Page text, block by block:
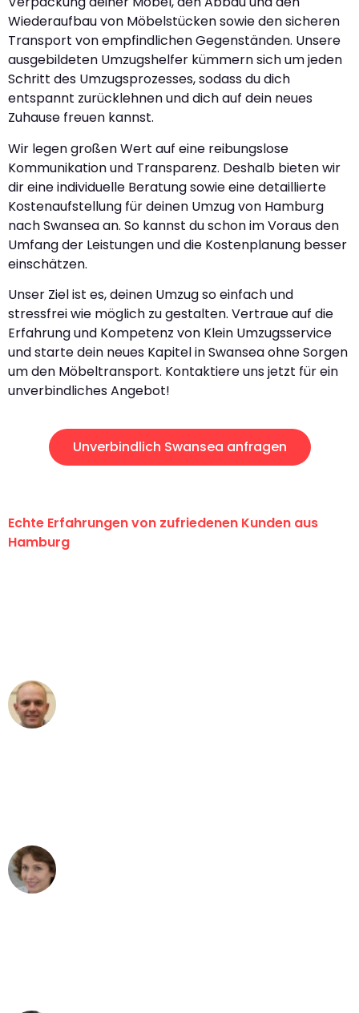
Wiederaufbau von Möbelstücken sowie den sicheren
Transport von empfindlichen Gegenständen. Unsere
ausgebildeten Umzugshelfer kümmern sich um jeden
Schritt des Umzugsprozesses, sodass du dich
entspannt zurücklehnen und dich auf dein neues
Zuhause freuen kannst.
Wir legen großen Wert auf eine reibungslose
Kommunikation und Transparenz. Deshalb bieten wir
dir eine individuelle Beratung sowie eine detaillierte
Kostenaufstellung für deinen Umzug von Hamburg
nach Swansea an. So kannst du schon im Voraus den
Umfang der Leistungen und die Kostenplanung besser
einschätzen.
Unser Ziel ist es, deinen Umzug so einfach und
stressfrei wie möglich zu gestalten. Vertraue auf die
Erfahrung und Kompetenz von Klein Umzugsservice
und starte dein neues Kapitel in Swansea ohne Sorgen
um den Möbeltransport. Kontaktiere uns jetzt für ein
unverbindliches Angebot!
Unverbindlich Swansea anfragen
Echte Erfahrungen von zufriedenen Kunden aus
Hamburg